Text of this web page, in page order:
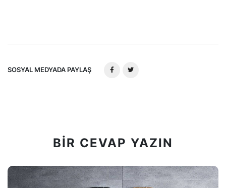
SOSYAL MEDYADA PAYLAŞ
BIR CEVAP YAZIN